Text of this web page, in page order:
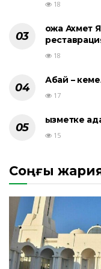
18
Қожа Ахмет
18
Абай –
17
Қызметке
15
Соңғы